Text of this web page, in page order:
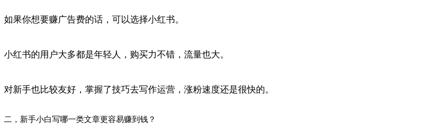
如果你想要赚广告费的话，可以选择小红书。
小红书的用户大多都是年轻人，购买力不错，流量也大。
对新手也比较友好，掌握了技巧去写作运营，涨粉速度还是很快的。
二，新手小白写哪一类文章更容易赚到钱？